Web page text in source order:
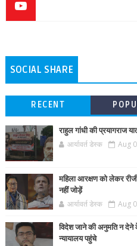
SOCIAL SHARE
RECENT
राहुल गांधी की प्रयागराज
आर्यावर्त डेस्क Aug
महिला आरक्षण को लेकर
नहीं जोड़ें
आर्यावर्त डेस्क Aug
विदेश जाने की अनुमति न
न्यायालय पहुंचे